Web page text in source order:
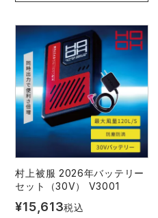
村上被服 2026年バッテリー
セット（30V） V3001
¥15,613税込